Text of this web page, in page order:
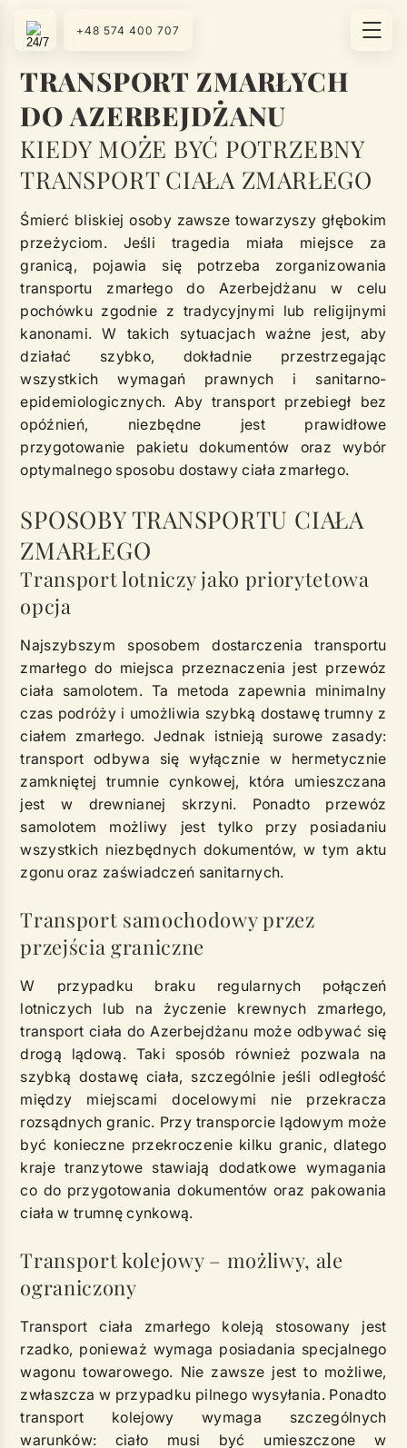
TRANSPORT ZMARŁYCH
DO AZERBEJDŻANU
KIEDY MOŻE BYĆ POTRZEBNY
TRANSPORT CIAŁA ZMARŁEGO
Śmierć bliskiej osoby zawsze towarzyszy głębokim
przeżyciom. Jeśli tragedia miała miejsce za
granicą, pojawia się potrzeba zorganizowania
transportu zmarłego do Azerbejdżanu w celu
pochówku zgodnie z tradycyjnymi lub religijnymi
kanonami. W takich sytuacjach ważne jest, aby
działać szybko, dokładnie przestrzegając
wszystkich wymagań prawnych i sanitarno-
epidemiologicznych. Aby transport przebiegł bez
opóźnień, niezbędne jest prawidłowe
przygotowanie pakietu dokumentów oraz wybór
optymalnego sposobu dostawy ciała zmarłego.
SPOSOBY TRANSPORTU CIAŁA
ZMARŁEGO
Transport lotniczy jako priorytetowa
opcja
Najszybszym sposobem dostarczenia transportu
zmarłego do miejsca przeznaczenia jest przewóz
ciała samolotem. Ta metoda zapewnia minimalny
czas podróży i umożliwia szybką dostawę trumny z
ciałem zmarłego. Jednak istnieją surowe zasady:
transport odbywa się wyłącznie w hermetycznie
zamkniętej trumnie cynkowej, która umieszczana
jest w drewnianej skrzyni. Ponadto przewóz
samolotem możliwy jest tylko przy posiadaniu
wszystkich niezbędnych dokumentów, w tym aktu
zgonu oraz zaświadczeń sanitarnych.
Transport samochodowy przez
przejścia graniczne
W przypadku braku regularnych połączeń
lotniczych lub na życzenie krewnych zmarłego,
transport ciała do Azerbejdżanu może odbywać się
drogą lądową. Taki sposób również pozwala na
szybką dostawę ciała, szczególnie jeśli odległość
między miejscami docelowymi nie przekracza
rozsądnych granic. Przy transporcie lądowym może
być konieczne przekroczenie kilku granic, dlatego
kraje tranzytowe stawiają dodatkowe wymagania
co do przygotowania dokumentów oraz pakowania
ciała w trumnę cynkową.
Transport kolejowy – możliwy, ale
ograniczony
Transport ciała zmarłego koleją stosowany jest
rzadko, ponieważ wymaga posiadania specjalnego
wagonu towarowego. Nie zawsze jest to możliwe,
zwłaszcza w przypadku pilnego wysyłania. Ponadto
transport kolejowy wymaga szczególnych
warunków: ciało musi być umieszczone w
+48 574 400 707